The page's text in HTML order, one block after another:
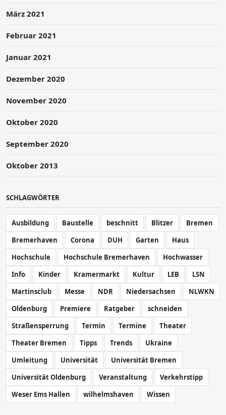
März 2021
Februar 2021
Januar 2021
Dezember 2020
November 2020
Oktober 2020
September 2020
Oktober 2013
SCHLAGWÖRTER
Ausbildung Baustelle beschnitt Blitzer
Bremen
Bremerhaven
Corona DUH Garten
Haus
Hochschule
Hochschule Bremerhaven
Hochwasser
Info
Kinder Kramermarkt Kultur LEB
LSN
Martinsclub
Messe NDR Niedersachsen
NLWKN
Oldenburg
Premiere Ratgeber
schneiden
Straßensperrung
Termin Termine
Theater
Theater Bremen
Tipps Trends
Ukraine
Umleitung
Universität
Universität Bremen
Universität Oldenburg
Veranstaltung
Verkehrstipp
Weser Ems Hallen
wilhelmshaven Wissen